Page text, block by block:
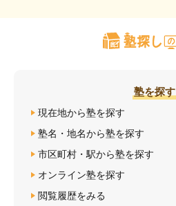
塾を探す
現在地から塾を探す
塾名・地名から塾を探す
市区町村・駅から塾を探す
オンライン塾を探す
閲覧履歴をみる